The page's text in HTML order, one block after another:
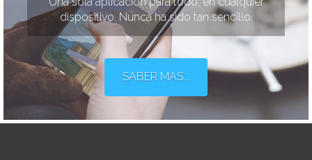
dispositivo. Nunca ha sido tan sencillo.
SABER MAS...